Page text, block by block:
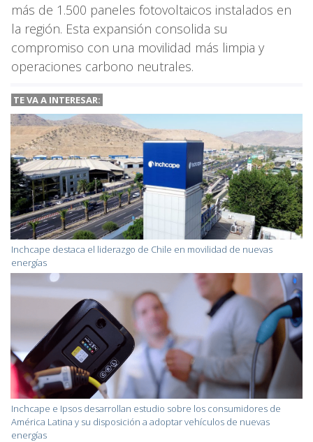
más de 1.500 paneles fotovoltaicos instalados en
la región. Esta expansión consolida su
compromiso con una movilidad más limpia y
operaciones carbono neutrales.
TE VA A INTERESAR:
Inchcape destaca el liderazgo de Chile en movilidad de nuevas
energías
Inchcape e Ipsos desarrollan estudio sobre los consumidores de
América Latina y su disposición a adoptar vehículos de nuevas
energías